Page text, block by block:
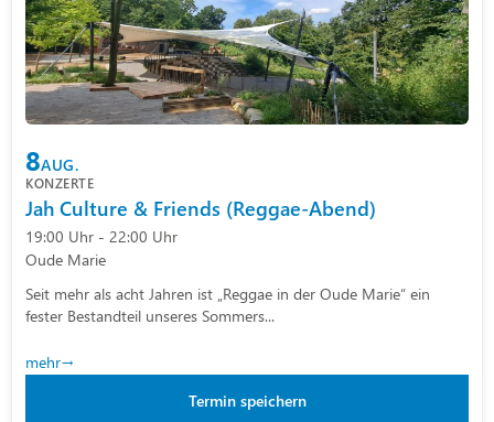
8AUG.
KONZERTE
Jah Culture & Friends (Reggae-Abend)
19:00 Uhr - 22:00 Uhr
Oude Marie
Seit mehr als acht Jahren ist „Reggae in der Oude Marie“ ein
fester Bestandteil unseres Sommers...
mehr
Termin speichern